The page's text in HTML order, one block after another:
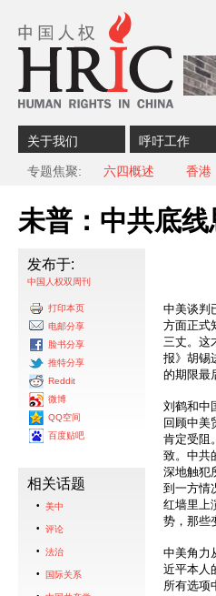
关于我们 呼吁工作
专题焦聚 六四概述 香港
未普：中共底
发布于:
中国人权双周刊
打印本页
电邮分享
脸书分享
推特分享
Reddit
微博
QQ空间
百度贴吧
相关话题
美中
评论
法治
国际关系
中美谈判
方面正式
三丈。这
报》胡锡
的期限最
刘鹤和中
回顾中美
肯定受阻
致。中共
深地触犯
到一方情
红墙里上
势，那些
中美角力
近平本人
所有选项